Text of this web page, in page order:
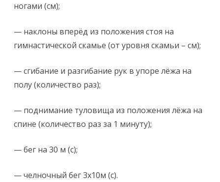
ногами (см);
— наклоны вперёд из положения стоя на
гимнастической скамье (от уровня скамьи – см);
— сгибание и разгибание рук в упоре лёжа на
полу (количество раз);
— поднимание туловища из положения лёжа на
спине (количество раз за 1 минуту);
— бег на 30 м (с);
— челночный бег 3х10м (с).